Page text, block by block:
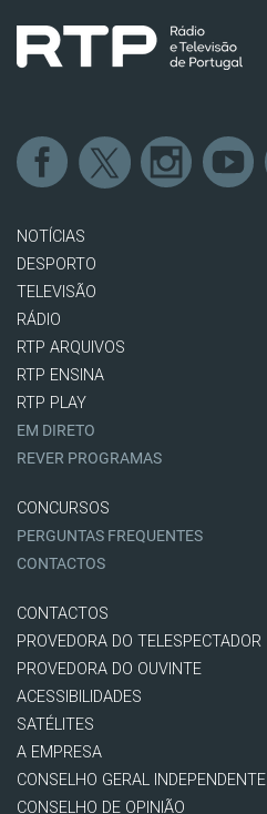
NOTÍCIAS
DESPORTO
TELEVISÃO
RÁDIO
RTP ARQUIVOS
RTP ENSINA
RTP PLAY
EM DIRETO
REVER PROGRAMAS
CONCURSOS
PERGUNTAS FREQUENTES
CONTACTOS
CONTACTOS
PROVEDORA DO TELESPECTADOR
PROVEDORA DO OUVINTE
ACESSIBILIDADES
SATÉLITES
A EMPRESA
CONSELHO GERAL INDEPENDENTE
CONSELHO DE OPINIÃO